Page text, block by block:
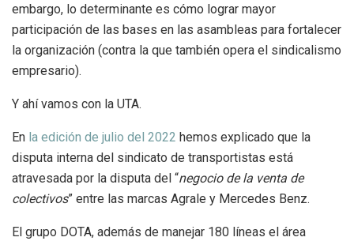
embargo, lo determinante es cómo lograr mayor
participación de las bases en las asambleas para fortalecer
la organización (contra la que también opera el sindicalismo
empresario).
Y ahí vamos con la UTA.
En la edición de julio del 2022 hemos explicado que la
disputa interna del sindicato de transportistas está
atravesada por la disputa del “negocio de la venta de
colectivos” entre las marcas Agrale y Mercedes Benz.
El grupo DOTA, además de manejar 180 líneas el área